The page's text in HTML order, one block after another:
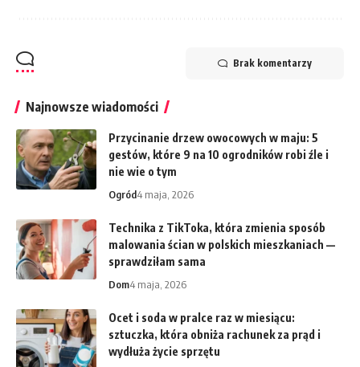
Brak komentarzy
Najnowsze wiadomości
Przycinanie drzew owocowych w maju: 5
gestów, które 9 na 10 ogrodników robi źle i
nie wie o tym
Ogród4 maja, 2026
Technika z TikToka, która zmienia sposób
malowania ścian w polskich mieszkaniach —
sprawdziłam sama
Dom4 maja, 2026
Ocet i soda w pralce raz w miesiącu:
sztuczka, która obniża rachunek za prąd i
wydłuża życie sprzętu